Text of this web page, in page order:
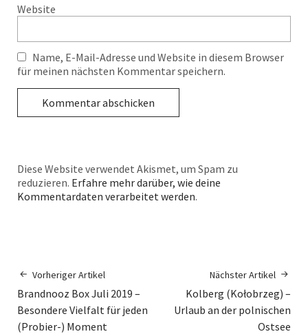
Website
Name, E-Mail-Adresse und Website in diesem Browser
für meinen nächsten Kommentar speichern.
Diese Website verwendet Akismet, um Spam zu
reduzieren. Erfahre mehr darüber, wie deine
Kommentardaten verarbeitet werden.
Vorheriger Artikel
Brandnooz Box Juli 2019 –
Besondere Vielfalt für jeden
(Probier-) Moment
Nächster Artikel
Kolberg (Kołobrzeg) –
Urlaub an der polnischen
Ostsee